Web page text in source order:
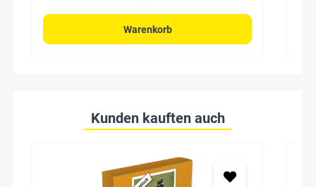
Warenkorb
Kunden kauften auch